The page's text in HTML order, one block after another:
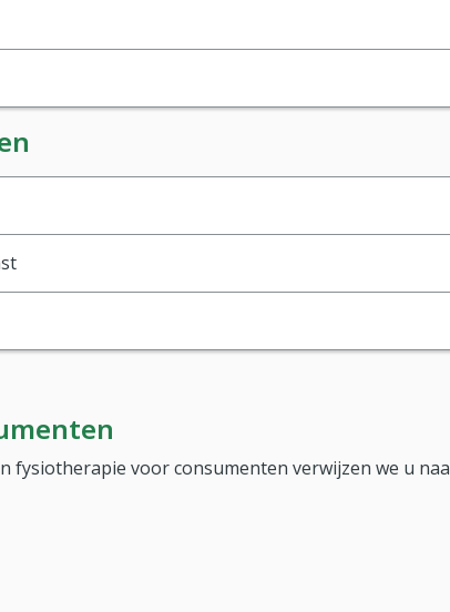
fysiotherapie voor consumenten verwijzen we u